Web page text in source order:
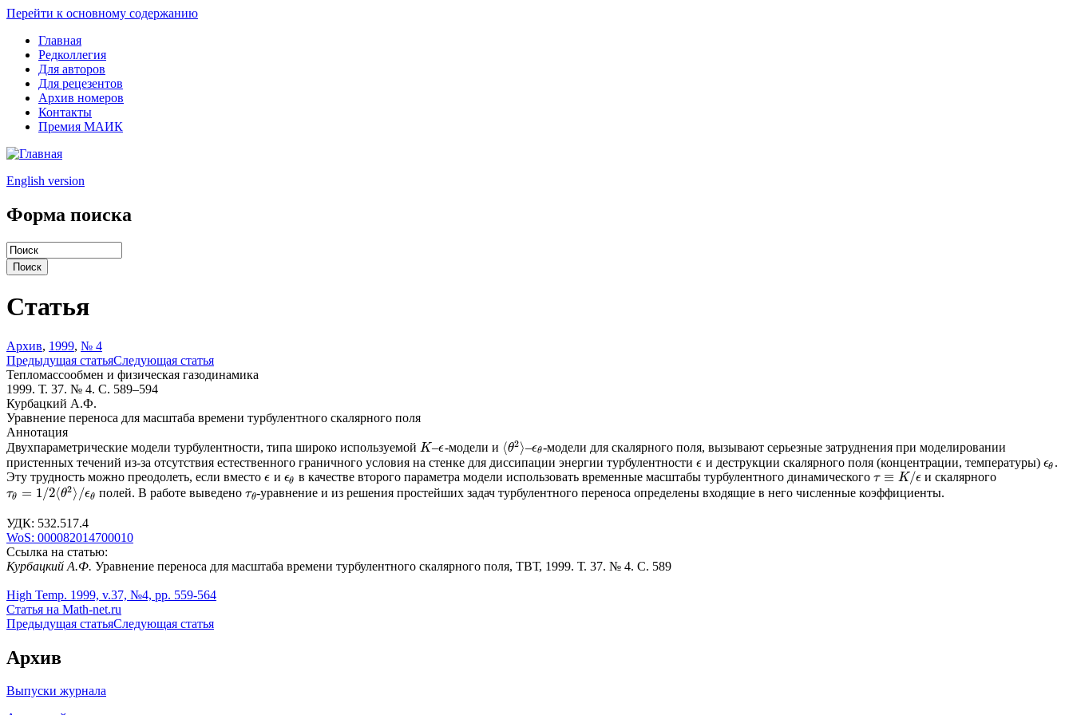
Перейти к основному содержанию
Главная
Редколлегия
Для авторов
Для рецезентов
Архив номеров
Контакты
Премия МАИК
English version
Форма поиска
Статья
Архив, 1999, № 4
Предыдущая статьяСледующая статья
Тепломассообмен и физическая газодинамика
1999. Т. 37. № 4. С. 589–594
Курбацкий А.Ф.
Уравнение переноса для масштаба времени турбулентного скалярного поля
Аннотация
Двухпараметрические модели турбулентности, типа широко используемой K
K–ϵ
ϵ-модели и ⟨θ2⟩
⟨θ2⟩–ϵθ
ϵθ-модели для скалярного поля, вызывают серьезные затруднения при моделировании
пристенных течений из-за отсутствия естественного граничного условия на стенке для диссипации энергии турбулентности ϵ
ϵ и деструкции скалярного поля (концентрации, температуры) ϵθ
ϵθ.
Эту трудность можно преодолеть, если вместо ϵ
ϵ и ϵθ
ϵθ в качестве второго параметра модели использовать временные масштабы турбулентного динамического τ ≡ K/ϵ
τ≡K ϵ и скалярного
τθ = 1/2⟨θ2⟩ /ϵθ
τθ =1 2⟨θ2⟩/ϵθ полей. В работе выведеноτθ
τθ-уравнение и из решения простейших задач турбулентного переноса определены входящие в него численные коэффициенты.
УДК: 532.517.4
WoS: 000082014700010
Ссылка на статью:
Курбацкий А.Ф. Уравнение переноса для масштаба времени турбулентного скалярного поля, ТВТ, 1999. Т. 37. № 4. С. 589
High Temp. 1999, v.37, №4, pp. 559-564
Статья на Math-net.ru
Предыдущая статьяСледующая статья
Архив
Выпуски журнала